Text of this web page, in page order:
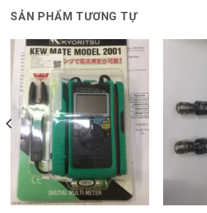
SẢN PHẨM TƯƠNG TỰ